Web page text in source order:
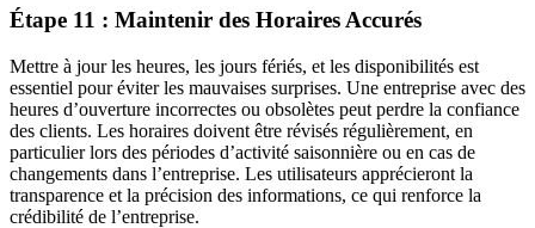
Étape 11 : Maintenir des Horaires Accurés
Mettre à jour les heures, les jours fériés, et les disponibilités est
essentiel pour éviter les mauvaises surprises. Une entreprise avec des
heures d’ouverture incorrectes ou obsolètes peut perdre la confiance
des clients. Les horaires doivent être révisés régulièrement, en
particulier lors des périodes d’activité saisonnière ou en cas de
changements dans l’entreprise. Les utilisateurs apprécieront la
transparence et la précision des informations, ce qui renforce la
crédibilité de l’entreprise.